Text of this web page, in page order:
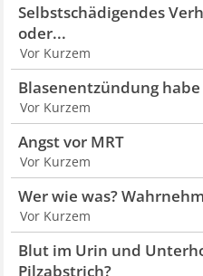
Selbstschädigendes
oder...
Vor Kurzem
Blasenentzündung habe
Vor Kurzem
Angst vor MRT
Vor Kurzem
Wer wie was?
Vor Kurzem
Blut im Urin und
Pilzabstrich?